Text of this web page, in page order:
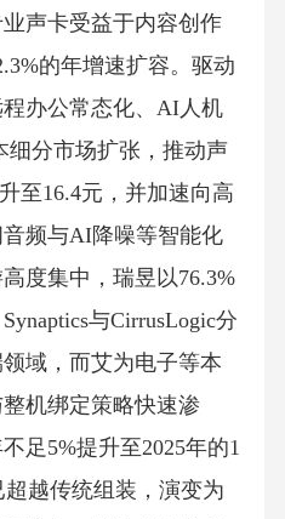
声卡受益于内容创作
的年增速扩容。驱动
办公常态化、AI人机
细分市场扩张，推动声
至16.4元，并加速向高
频与AI降噪等智能化
度集中，瑞昱以76.3%
与CirrusLogic分
域，而艾为电子等本
机绑定策略快速渗
足5%提升至2025年的1
越传统组装，演变为